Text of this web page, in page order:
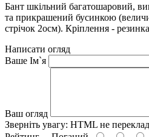
Бант шкільний багатошаровий,
та прикрашений бусинкою
стрічок 2осм). Кріплення -
Написати огляд
Ваше Ім`я
Ваш огляд
Зверніть увагу: HTML не